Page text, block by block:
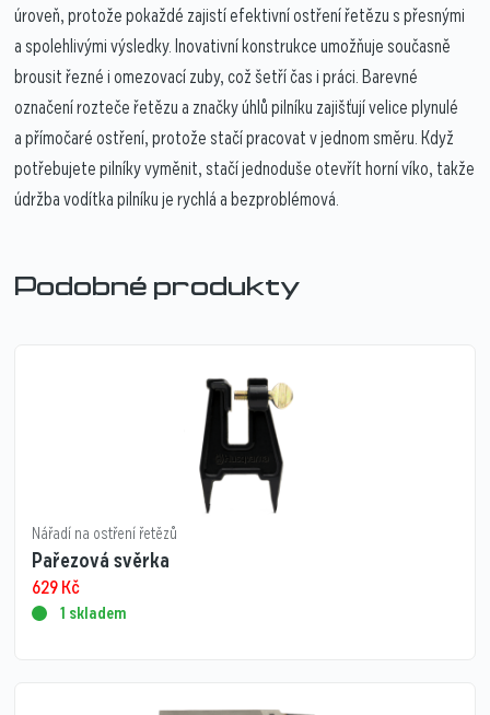
úroveň, protože pokaždé zajistí efektivní ostření řetězu s přesnými
a spolehlivými výsledky. Inovativní konstrukce umožňuje současně
brousit řezné i omezovací zuby, což šetří čas i práci. Barevné
označení rozteče řetězu a značky úhlů pilníku zajišťují velice plynulé
a přímočaré ostření, protože stačí pracovat v jednom směru. Když
potřebujete pilníky vyměnit, stačí jednoduše otevřít horní víko, takže
údržba vodítka pilníku je rychlá a bezproblémová.
Podobné produkty
Nářadí na ostření řetězů
Pařezová svěrka
629Kč
1 skladem